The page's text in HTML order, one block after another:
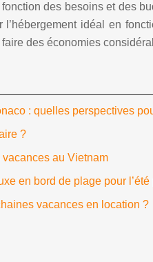
des besoins et des
idéal en
des économies
: quelles perspectives
?
vacances au Vietnam
en bord de plage pour l’été
vacances en location ?